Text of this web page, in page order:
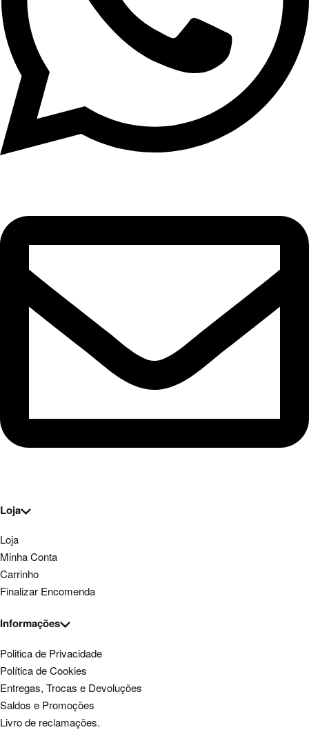
Loja
Loja
Minha Conta
Carrinho
Finalizar Encomenda
Informações
Politica de Privacidade
Política de Cookies
Entregas, Trocas e Devoluções
Saldos e Promoções
Livro de reclamações.